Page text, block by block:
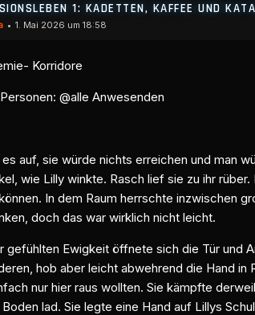
1: KADETTEN, KAFFEE UND
1. Mai 2026 um 18:58
- Korridore
@alle Anwesenden
auf, sie würde nichts erreichen und man
wie Lilly winkte. Rasch lief sie zu ihr
In dem Raum herrschte inzwischen
doch das war wirklich nicht leicht.
gefühlten Ewigkeit öffnete sich die Tür und
hob aber leicht abwehrend die Hand
nur hier raus wollten. Sie kämpfte
lad. Sie legte eine Hand auf Lillys